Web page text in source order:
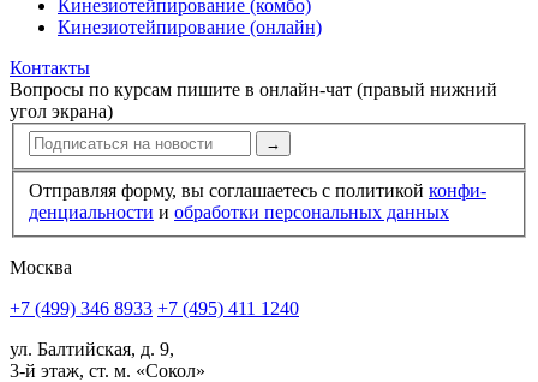
Кинезиотейпирование (комбо)
Кинезиотейпирование (онлайн)
Контакты
Вопросы по курсам пишите в онлайн-чат (правый нижний
угол экрана)
→
Отправляя форму, вы соглашаетесь с политикой конфи­
ден­циальности и обработки персональных данных
Москва
+7 (499) 346 8933 +7 (495) 411 1240
ул. Балтийская, д. 9,
3-й этаж, ст. м. «Сокол»